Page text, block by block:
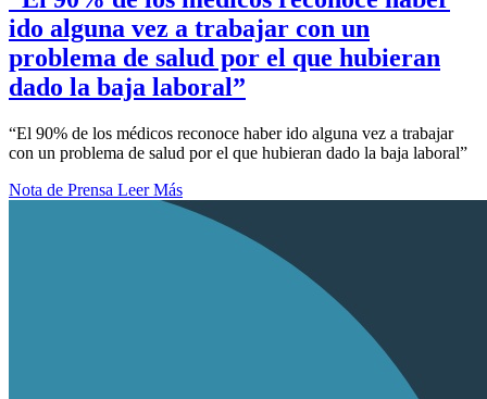
ido alguna vez a trabajar con un
problema de salud por el que hubieran
dado la baja laboral”
“El 90% de los médicos reconoce haber ido alguna vez a trabajar
con un problema de salud por el que hubieran dado la baja laboral”
Nota de Prensa Leer Más